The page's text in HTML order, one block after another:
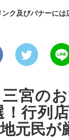
ク及びバナーに
三宮の
行列
元民が